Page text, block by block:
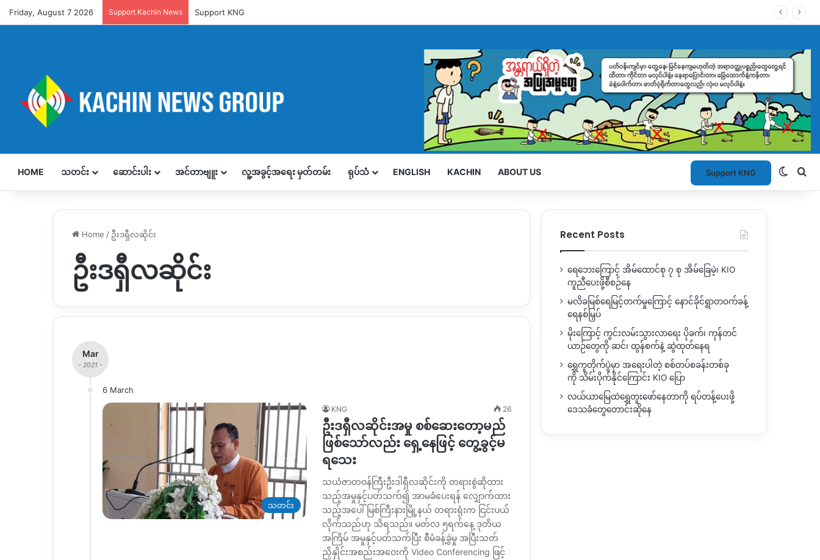
Friday, August 7 2026 Support Kachin News Support KNG
HOME သတင်း ဆောင်းပါး အင်တာဗျူး လူ့အခွင့်အရေး မှတ်တမ်း ရုပ်သံ ENGLISH KACHIN ABOUT US Support KNG
Home / ဦးဒရှီလဆိုင်း
ဦးဒရှီလဆိုင်း
Mar
- 2021 -
6 March
သတင်း
KNG 26
ဦးဒရှီလဆိုင်းအမှု စစ်ဆေးတော့မည်
ဖြစ်သော်လည်း ရှေ့နေဖြင့် တွေ့ခွင့်မ
ရသေး
သယံဇာတဝန်ကြီးဦးဒါရှီလဆိုင်းကို တရားစွဲဆိုထား
သည့်အမှုနှင့်ပတ်သက်၍ အာမခံပေးရန် လျှောက်ထား
သည့်အပေါ် မြစ်ကြီးနားမြို့နယ် တရားရုံးက ငြင်းပယ်
လိုက်သည်ဟု သိရသည်။ မတ်လ ၅ရက်နေ့ ဒုတိယ
အကြိမ် အမှုနှင့်ပတ်သက်ပြီး စီမံခန့်ခွဲမှု အပြီးသတ်
ညှိနှိုင်းအစည်းအဝေးကို Video Conferencing ဖြင့်
Recent Posts
ရေဘေးကြောင့် အိမ်ထောင်စု ၇ စု အိမ်ခြေမဲ့၊ KIO
ကူညီပေးဖို့စီစဉ်နေ
မလိခမြစ်ရေမြင့်တက်မှုကြောင့် နောင်ခိုင်ရွာတဝက်ခန့်
ရေနစ်မြှပ်
မိုးကြောင့် ကွင်းလမ်းသွားလာရေး ပိုခက်၊ ကုန်တင်
ယာဉ်တွေကို ဆင်၊ ထွန်စက်နဲ့ ဆွဲထုတ်နေရ
ရွှေကူတိုက်ပွဲမှာ အရေးပါတဲ့ စစ်တပ်စခန်းတစ်ခု
ကို သိမ်းပိုက်နိုင်ကြောင်း KIO ပြော
လယ်ယာမြေထဲရွှေတူးဖော်နေတာကို ရပ်တန့်ပေးဖို့
ဒေသခံတွေတောင်းဆိုနေ